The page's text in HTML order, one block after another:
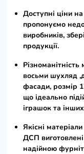
Доступні ціни
пропонуємо
виробників,
продукції.
восьми шухляд
фасади, розмір
що ідеально
іграшок та
Якісні
ДСП
надійною